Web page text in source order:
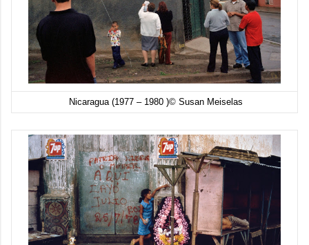
Nicaragua (1977 – 1980 )© Susan Meiselas